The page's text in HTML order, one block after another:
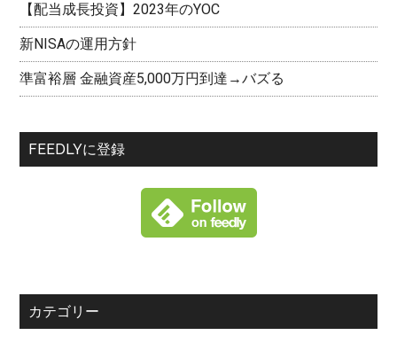
【配当成長投資】2023年のYOC
新NISAの運用方針
準富裕層 金融資産5,000万円到達→バズる
FEEDLYに登録
カテゴリー